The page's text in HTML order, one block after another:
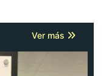
Ver más